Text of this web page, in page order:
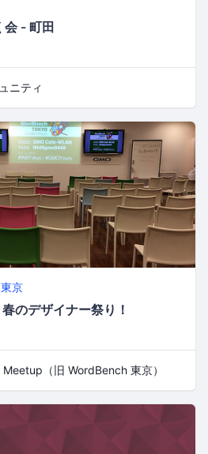
- 町田
ニティ
東京
のデザイナー祭り！
（旧 WordBench 東京）